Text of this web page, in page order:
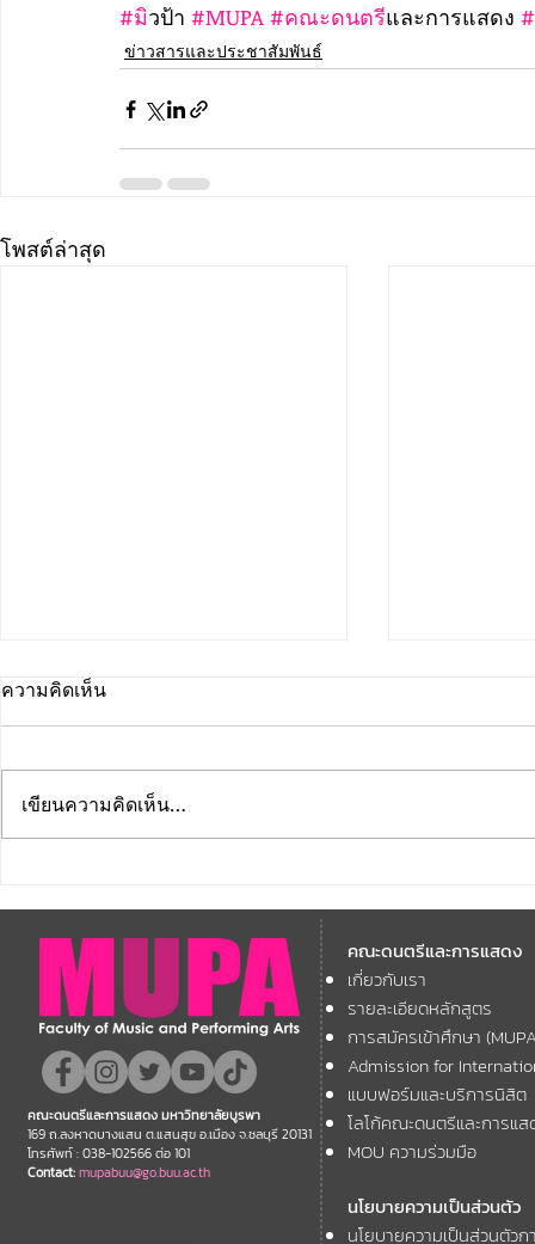
#มิวป้า #MUPA #คณะดนตรีและการแสดง
ข่าวสารและประชาสัมพันธ์
โพสต์ล่าสุด
มหาวิทยาลัยบูรพา ขอแสดง
ความยินดี กับคณาจารย์ของ
คณะฯ ที่ได้รับการตอบรับให้นำ
เสนอผลงานวิชาการ ในงาน
ประชุมวิชาการระดับชาติและ
นานาชาติ "ศิลปกรรมวิจัย"
ประจำปี 2569 (FAR 12)
มหาวิทยาลั
โครงการ
11th
Forum
ความคิดเห็น
เขียนความคิดเห็น…
คณะดนตรีและการแสดง
เกี่ยวกับเรา
รายละเอียดหลักสูตร
การสมัครเข้าศึกษา
Admission for
แบบฟอร์มและบริการนิสิต
โลโก้คณะดนตรีและการแส
MOU ความร่วมมือ
นโยบายความเป็นส่วนตัว
นโยบายความเป็นส่วนตัว
คณะดนตรีและการแสดง มหาวิทยาลัยบูรพา
169 ถ.ลงหาดบางแสน ต.แสนสุข อ.เมือง จ.ชลบุรี 20131
โทรศัพท์ : 038-102566 ต่อ 101
Contact:mupabuu@go.buu.ac.th